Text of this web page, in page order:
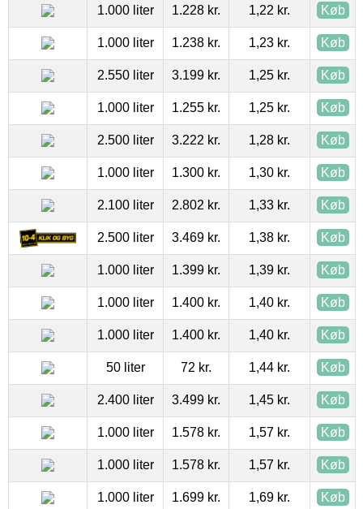
1.000 liter 1.228 kr. 1,22 kr. Køb
1.000 liter 1.238 kr. 1,23 kr. Køb
2.550 liter 3.199 kr. 1,25 kr. Køb
1.000 liter 1.255 kr. 1,25 kr. Køb
2.500 liter 3.222 kr. 1,28 kr. Køb
1.000 liter 1.300 kr. 1,30 kr. Køb
2.100 liter 2.802 kr. 1,33 kr. Køb
2.500 liter 3.469 kr. 1,38 kr. Køb
1.000 liter 1.399 kr. 1,39 kr. Køb
1.000 liter 1.400 kr. 1,40 kr. Køb
1.000 liter 1.400 kr. 1,40 kr. Køb
50 liter 72 kr. 1,44 kr. Køb
2.400 liter 3.499 kr. 1,45 kr. Køb
1.000 liter 1.578 kr. 1,57 kr. Køb
1.000 liter 1.578 kr. 1,57 kr. Køb
1.000 liter 1.699 kr. 1,69 kr. Køb